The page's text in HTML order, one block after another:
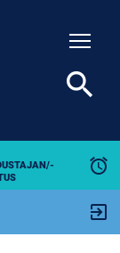
alarm
exit_to_app
search